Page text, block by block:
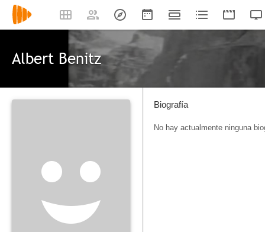
Albert Benitz
Biografía
No hay actualmente ninguna